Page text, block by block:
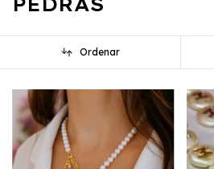
Ordenar